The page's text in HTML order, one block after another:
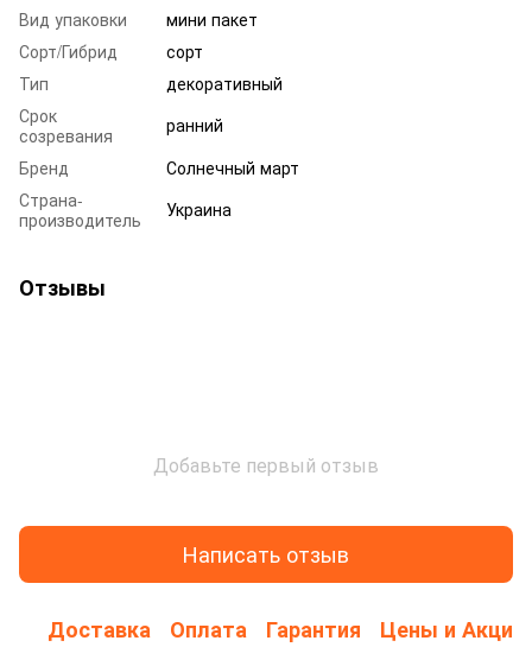
Вид упаковки
мини пакет
Сорт/Гибрид
сорт
Тип
декоративный
Срок
созревания
ранний
Бренд
Солнечный март
Страна-
производитель
Украина
Отзывы
Добавьте первый отзыв
Написать отзыв
Доставка Оплата Гарантия Цены и Акции